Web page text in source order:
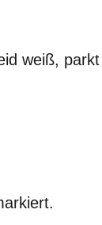
weiß, parkt